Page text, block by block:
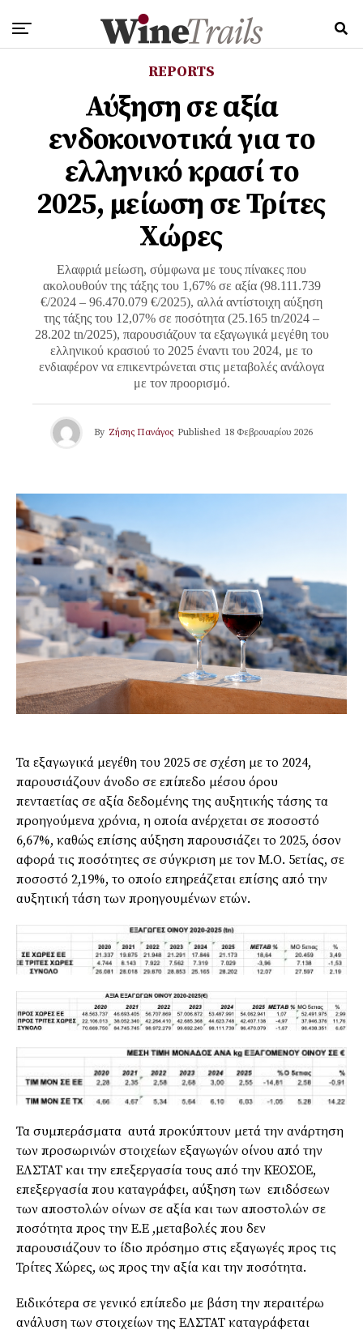
REPORTS
Αύξηση σε αξία
ενδοκοινοτικά για το
ελληνικό κρασί το
2025, μείωση σε Τρίτες
Χώρες
Ελαφριά μείωση, σύμφωνα με τους πίνακες που
ακολουθούν της τάξης του 1,67% σε αξία (98.111.739
€/2024 – 96.470.079 €/2025), αλλά αντίστοιχη αύξηση
της τάξης του 12,07% σε ποσότητα (25.165 tn/2024 –
28.202 tn/2025), παρουσιάζουν τα εξαγωγικά μεγέθη του
ελληνικού κρασιού το 2025 έναντι του 2024, με το
ενδιαφέρον να επικεντρώνεται στις μεταβολές ανάλογα
με τον προορισμό.
By Ζήσης Πανάγος Published 18 Φεβρουαρίου 2026
Τα εξαγωγικά μεγέθη του 2025 σε σχέση με το 2024,
παρουσιάζουν άνοδο σε επίπεδο μέσου όρου
πενταετίας σε αξία δεδομένης της αυξητικής τάσης τα
προηγούμενα χρόνια, η οποία ανέρχεται σε ποσοστό
6,67%, καθώς επίσης αύξηση παρουσιάζει το 2025, όσον
αφορά τις ποσότητες σε σύγκριση με τον Μ.Ο. 5ετίας, σε
ποσοστό 2,19%, το οποίο επηρεάζεται επίσης από την
αυξητική τάση των προηγουμένων ετών.
Τα συμπεράσματα αυτά προκύπτουν μετά την ανάρτηση
των προσωρινών στοιχείων εξαγωγών οίνου από την
ΕΛΣΤΑΤ και την επεξεργασία τους από την ΚΕΟΣΟΕ,
επεξεργασία που καταγράφει, αύξηση των επιδόσεων
των αποστολών οίνων σε αξία και των αποστολών σε
ποσότητα προς την Ε.Ε ,μεταβολές που δεν
παρουσιάζουν το ίδιο πρόσημο στις εξαγωγές προς τις
Τρίτες Χώρες, ως προς την αξία και την ποσότητα.
Ειδικότερα σε γενικό επίπεδο με βάση την περαιτέρω
ανάλυση των στοιχείων της ΕΛΣΤΑΤ καταγράφεται